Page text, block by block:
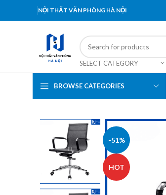
NỘI THẤT VĂN PHÒNG HÀ NỘI
SELECT CATEGORY
BROWSE CATEGORIES
-51%
HOT